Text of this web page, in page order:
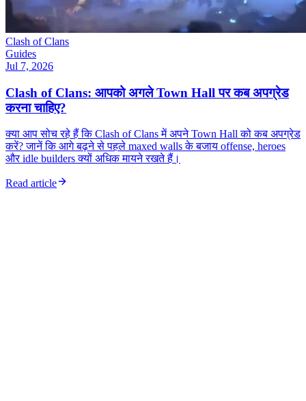
Clash of Clans
Guides
Jul 7, 2026
Clash of Clans: आपको अगले Town Hall पर कब अपग्रेड
करना चाहिए?
क्या आप सोच रहे हैं कि Clash of Clans में अपने Town Hall को कब अपग्रेड
करें? जानें कि आगे बढ़ने से पहले maxed walls के बजाय offense, heroes
और idle builders क्यों अधिक मायने रखते हैं।
Read article